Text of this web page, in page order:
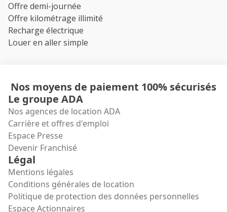
Offre demi-journée
Offre kilométrage illimité
Recharge électrique
Louer en aller simple
Nos moyens de paiement 100% sécurisés
Le groupe ADA
Nos agences de location ADA
Carrière et offres d'emploi
Espace Presse
Devenir Franchisé
Légal
Mentions légales
Conditions générales de location
Politique de protection des données personnelles
Espace Actionnaires